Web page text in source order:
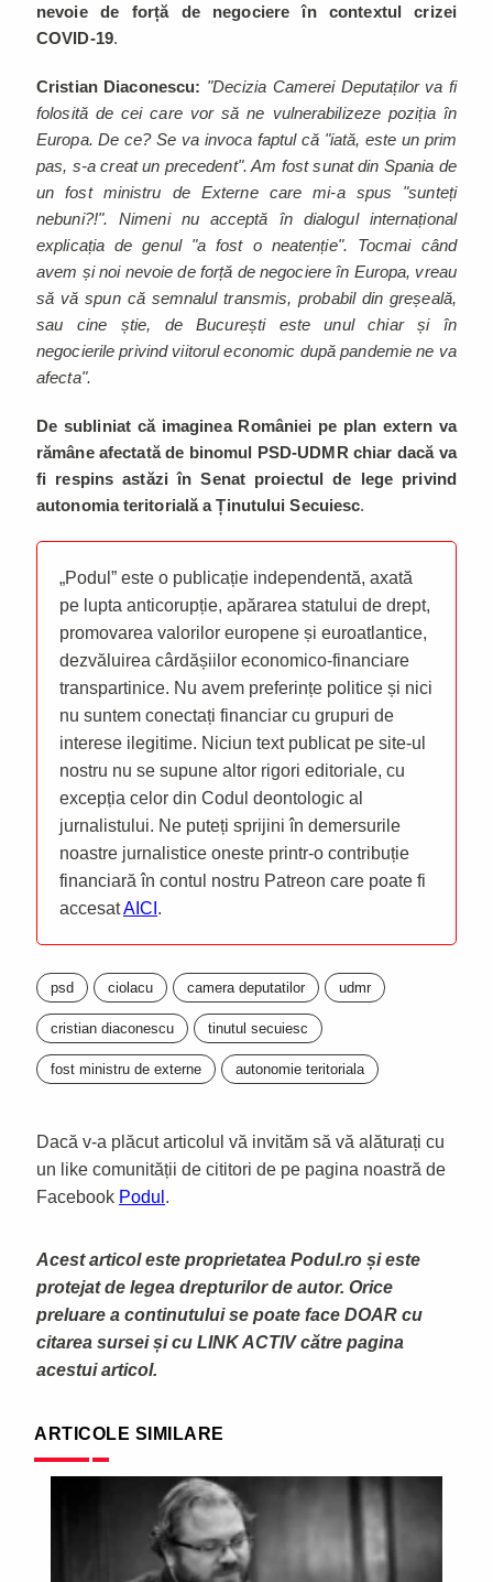
nevoie de forță de negociere în contextul crizei
COVID-19.
Cristian Diaconescu: "Decizia Camerei Deputaților va fi
folosită de cei care vor să ne vulnerabilizeze poziția în
Europa. De ce? Se va invoca faptul că "iată, este un prim
pas, s-a creat un precedent". Am fost sunat din Spania de
un fost ministru de Externe care mi-a spus "sunteți
nebuni?!". Nimeni nu acceptă în dialogul internațional
explicația de genul "a fost o neatenție". Tocmai când
avem și noi nevoie de forță de negociere în Europa, vreau
să vă spun că semnalul transmis, probabil din greșeală,
sau cine știe, de București este unul chiar și în
negocierile privind viitorul economic după pandemie ne va
afecta".
De subliniat că imaginea României pe plan extern va
rămâne afectată de binomul PSD-UDMR chiar dacă va
fi respins astăzi în Senat proiectul de lege privind
autonomia teritorială a Ținutului Secuiesc.
„Podul” este o publicație independentă, axată
pe lupta anticorupție, apărarea statului de drept,
promovarea valorilor europene și euroatlantice,
dezvăluirea cârdășiilor economico-financiare
transpartinice. Nu avem preferințe politice și nici
nu suntem conectați financiar cu grupuri de
interese ilegitime. Niciun text publicat pe site-ul
nostru nu se supune altor rigori editoriale, cu
excepția celor din Codul deontologic al
jurnalistului. Ne puteți sprijini în demersurile
noastre jurnalistice oneste printr-o contribuție
financiară în contul nostru Patreon care poate fi
accesatAICI .
psd ciolacu camera deputatilor udmr
cristian diaconescu tinutul secuiesc
fost ministru de externe autonomie teritoriala
Dacă v-a plăcut articolul vă invităm să vă alăturați cu
un like comunității de cititori de pe pagina noastră de
Facebook Podul .
Acest articol este proprietatea Podul.ro și este
protejat de legea drepturilor de autor. Orice
preluare a continutului se poate face DOAR cu
citarea sursei și cu LINK ACTIV către pagina
acestui articol.
ARTICOLE SIMILARE